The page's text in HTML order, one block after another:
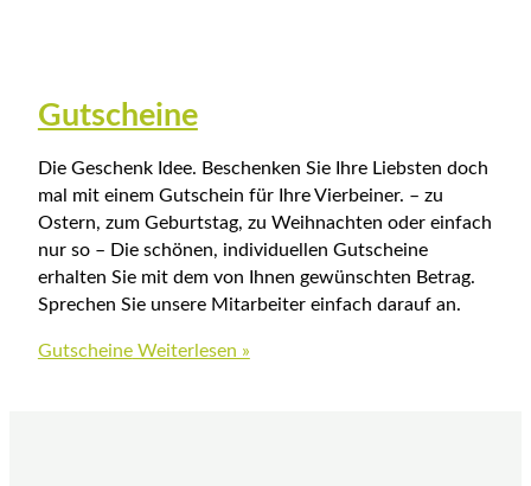
Gutscheine
Die Geschenk Idee. Beschenken Sie Ihre Liebsten doch
mal mit einem Gutschein für Ihre Vierbeiner. – zu
Ostern, zum Geburtstag, zu Weihnachten oder einfach
nur so – Die schönen, individuellen Gutscheine
erhalten Sie mit dem von Ihnen gewünschten Betrag.
Sprechen Sie unsere Mitarbeiter einfach darauf an.
GutscheineWeiterlesen »